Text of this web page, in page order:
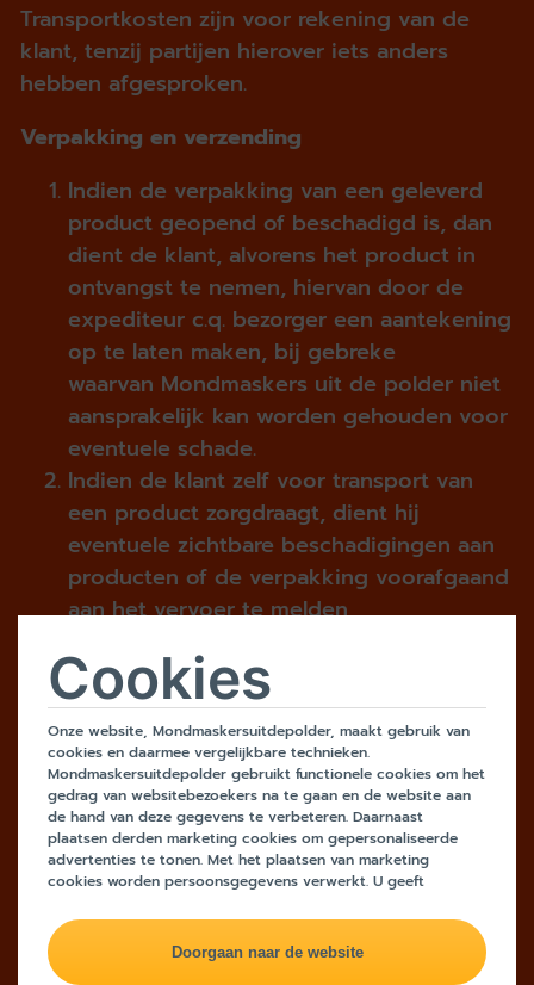
Transportkosten zijn voor rekening van de
klant, tenzij partijen hierover iets anders
hebben afgesproken.
Verpakking en verzending
Indien de verpakking van een geleverd
product geopend of beschadigd is, dan
dient de klant, alvorens het product in
ontvangst te nemen, hiervan door de
expediteur c.q. bezorger een aantekening
op te laten maken, bij gebreke
waarvan Mondmaskers uit de polder niet
aansprakelijk kan worden gehouden voor
eventuele schade.
Indien de klant zelf voor transport van
een product zorgdraagt, dient hij
eventuele zichtbare beschadigingen aan
producten of de verpakking voorafgaand
aan het vervoer te melden
gebreke waarvan Mondmaskers uit de
polder niet aansprakelijk kan worden
gehouden voor eventuele schade.
Bewaring
Indien de klant bestelde producten pas
later afneemt dan de overeengekomen
eventueel kwaliteitsverlies geheel voor de
klant.
Cookies
Onze website, Mondmaskersuitdepolder, maakt gebruik van
cookies en daarmee vergelijkbare technieken.
Mondmaskersuitdepolder gebruikt functionele cookies om het
gedrag van websitebezoekers na te gaan en de website aan
de hand van deze gegevens te verbeteren. Daarnaast
plaatsen derden marketing cookies om gepersonaliseerde
advertenties te tonen. Met het plaatsen van marketing
cookies worden persoonsgegevens verwerkt. U geeft
naar de website' klikt. Wilt u niet alle cookies accepteren?
Dan kunt u dit op ieder moment aanpassen in de
Lees voor meer informatie onze